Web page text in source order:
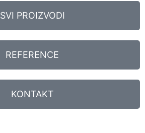
SVI PROIZVODI
REFERENCE
KONTAKT